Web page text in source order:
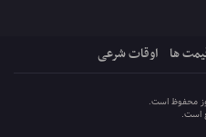
ها اوقات شرعی
محفوظ است.
است.